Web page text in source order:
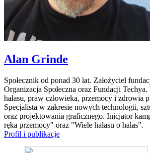
Alan Grinde
Społecznik od ponad 30 lat. Założyciel
Organizacja Społeczna oraz Fundacji
hałasu, praw człowieka, przemocy i zdrowia
Specjalista w zakresie nowych technologii,
oraz projektowania graficznego. Inicjator
ręka przemocy" oraz "Wiele hałasu o hałas".
Profil i publikacje